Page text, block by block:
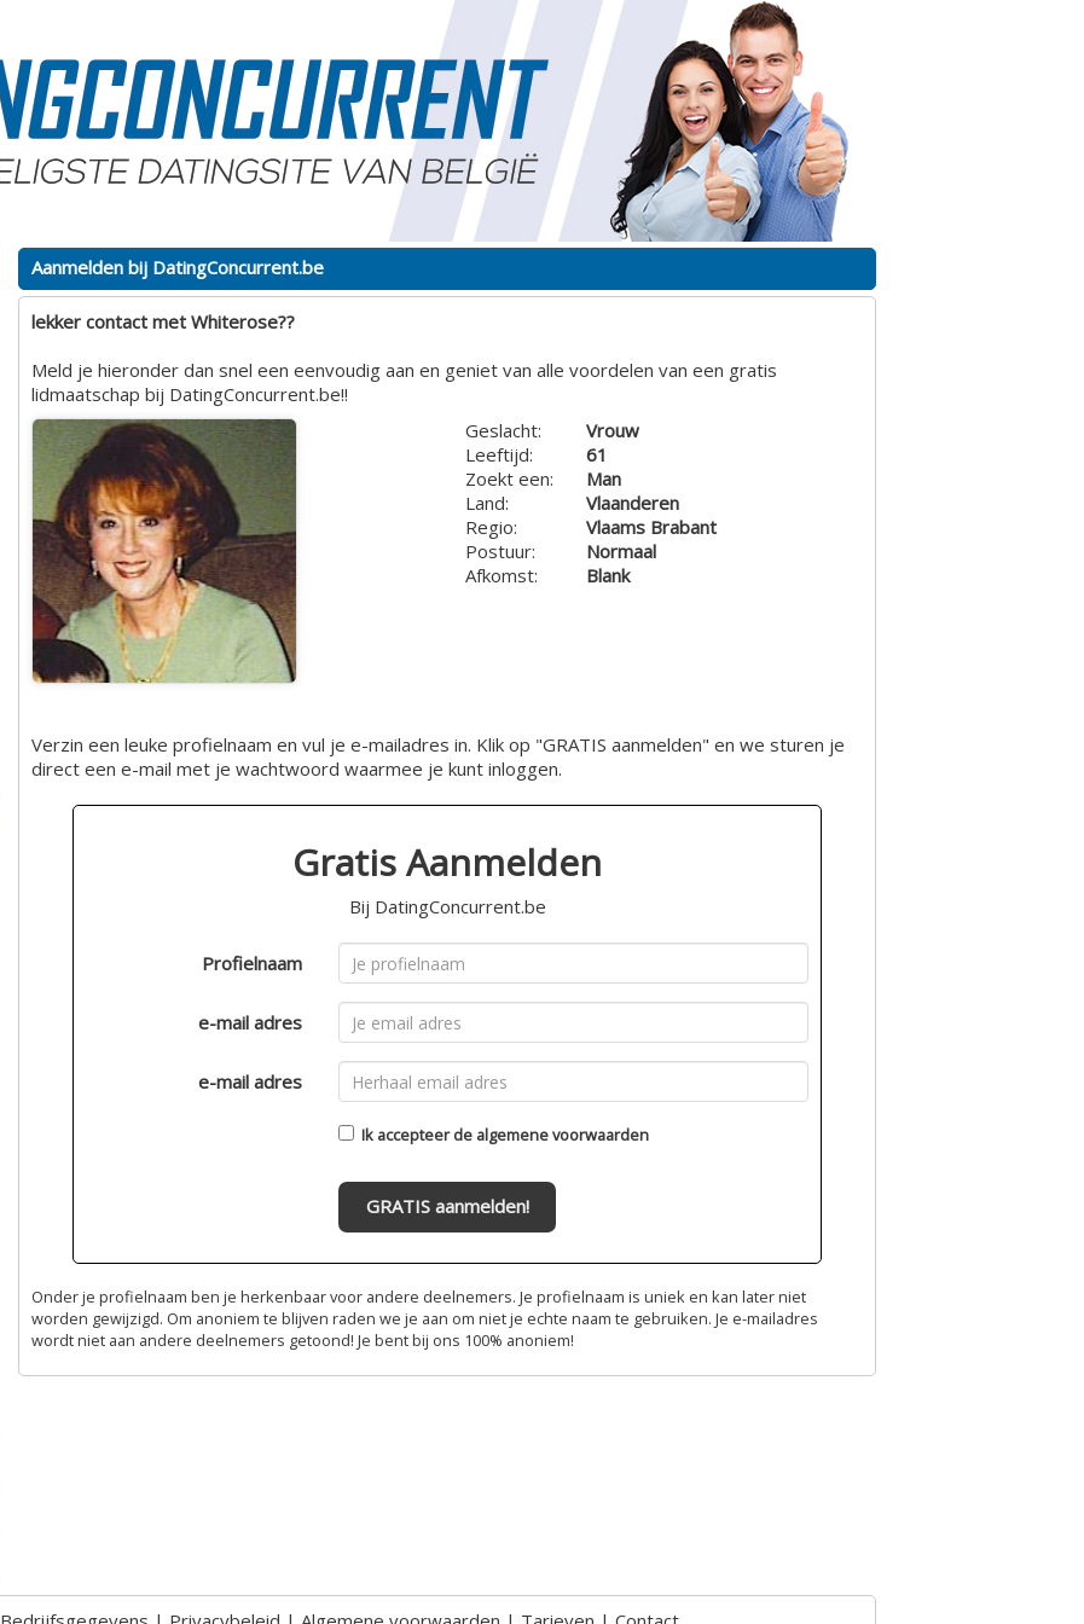
Aanmelden bij DatingConcurrent.be
lekker contact met Whiterose??
Meld je hieronder dan snel een eenvoudig aan en geniet van alle voordelen van een gratis
lidmaatschap bij DatingConcurrent.be!!
Geslacht:
Vrouw
Leeftijd:
61
Zoekt een:
Man
Land:
Vlaanderen
Regio:
Vlaams Brabant
Postuur:
Normaal
Afkomst:
Blank
Verzin een leuke profielnaam en vul je e-mailadres in. Klik op "GRATIS aanmelden" en we sturen je
direct een e-mail met je wachtwoord waarmee je kunt inloggen.
Gratis Aanmelden
Bij DatingConcurrent.be
Profielnaam
e-mail adres
e-mail adres
Ik accepteer de algemene voorwaarden
GRATIS aanmelden!
Onder je profielnaam ben je herkenbaar voor andere deelnemers. Je profielnaam is uniek en kan later niet
worden gewijzigd. Om anoniem te blijven raden we je aan om niet je echte naam te gebruiken. Je e-mailadres
wordt niet aan andere deelnemers getoond! Je bent bij ons 100% anoniem!